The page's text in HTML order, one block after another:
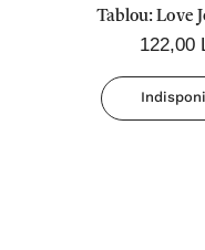
Tablou: Love
122,00